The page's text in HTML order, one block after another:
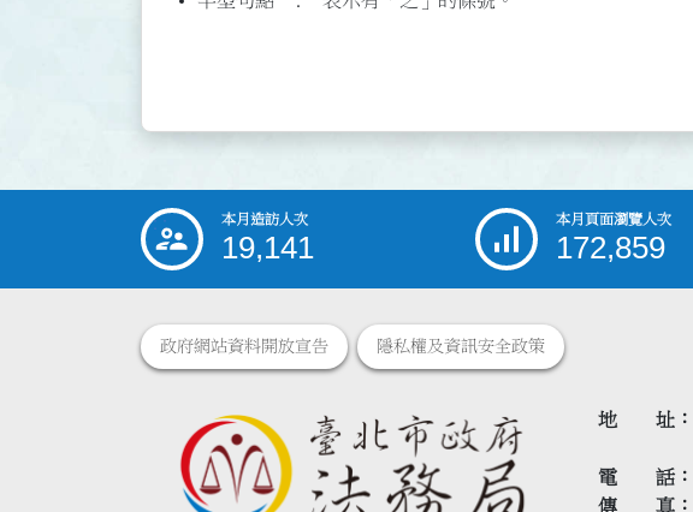
::: 本月造訪人次
19,141
本月頁面瀏覽人次
172,859
政府網站資料開放宣告 隱私權及資訊安全政策
地 址
電 話
傳 真